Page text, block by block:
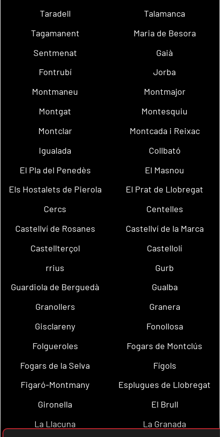
Taradell
Talamanca
Tagamanent
Maria de Besora
Sentmenat
Gaià
Fontrubí
Jorba
Montmaneu
Montmajor
Montgat
Montesquiu
Montclar
Montcada i Reixac
Igualada
Collbató
El Pla del Penedès
El Masnou
Els Hostalets de Pierola
El Prat de Llobregat
Cercs
Centelles
Castellví de Rosanes
Castellví de la Marca
Castellterçol
Castellolí
rrius
Gurb
Guardiola de Berguedà
Gualba
Granollers
Granera
Gisclareny
Fonollosa
Folgueroles
Fogars de Montclús
Fogars de la Selva
Fígols
Figaró-Montmany
Esplugues de Llobregat
Gironella
El Brull
La Llacuna
La Granada